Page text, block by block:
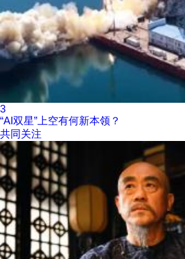
3
“AI双星”上空有何新本领？
共同关注